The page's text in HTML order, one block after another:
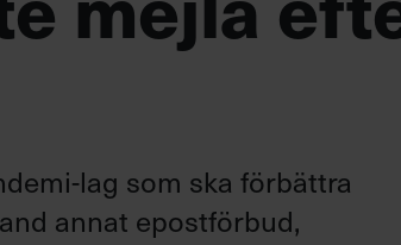
Chef GPT – din chefsassistent i
lag som ska förbättra
annat epostförbud,